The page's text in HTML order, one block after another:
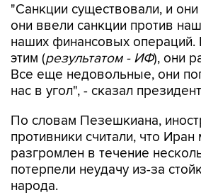
"Санкции существовали, и они
они ввели санкции против
наших финансовых
этим (результатом - ИФ), они
Все еще недовольные, они
нас в угол", - сказал
По словам Пезешкиана,
противники считали, что
разгромлен в течение
потерпели неудачу из-за
народа.